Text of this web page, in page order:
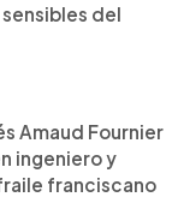
del
Amaud Fournier
ingeniero y
franciscano